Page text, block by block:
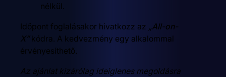
nélkül.
Időpont foglalásakor hivatkozz az „All-on-
X”kódra. A kedvezmény egy alkalommal
érvényesíthető.
Az ajánlat kizárólag ideiglenes megoldásra